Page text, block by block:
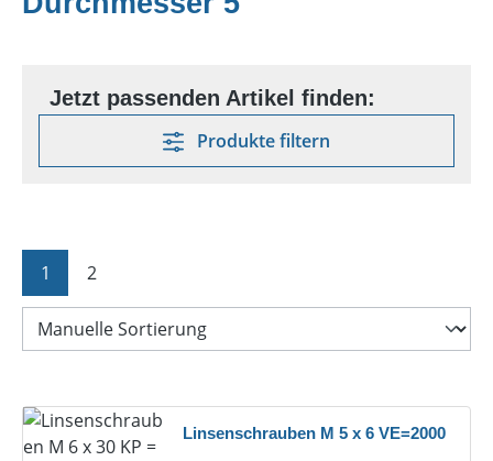
Produkte filtern
Seite
1 Seite
2
Linsenschrauben M 5 x 6 VE=2000